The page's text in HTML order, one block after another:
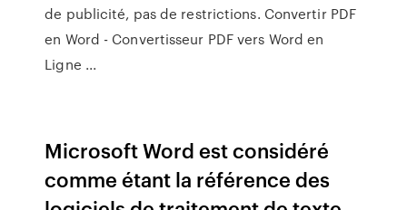
de publicité, pas de restrictions. Convertir PDF
en Word - Convertisseur PDF vers Word en
Ligne ...
Microsoft Word est considéré
comme étant la référence des